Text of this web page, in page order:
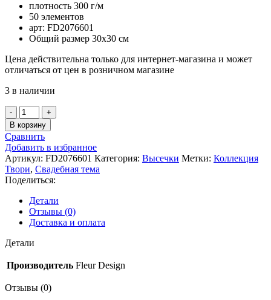
плотность 300 г/м
50 элементов
арт: FD2076601
Общий размер 30х30 см
Цена действительна только для интернет-магазина и может
отличаться от цен в розничном магазине
3 в наличии
Количество
товара
Набор
вырубок
«Твори»
(Fleur
design)
В корзину
Сравнить
Добавить в избранное
Артикул: FD2076601 Категория: Высечки Метки: Коллекция
Твори, Свадебная тема
Поделиться:
Детали
Отзывы (0)
Доставка и оплата
Детали
Производитель Fleur Design
Отзывы (0)